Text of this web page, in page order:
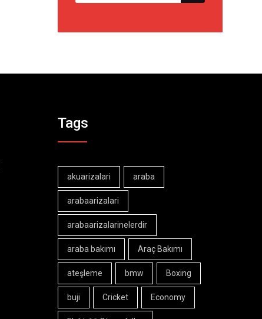
Tags
akuarizalari araba
arabaarizalari
arabaarizalarinelerdir
araba bakımı Araç Bakımı
ateşleme bmw Boxing
buji Cricket Economy